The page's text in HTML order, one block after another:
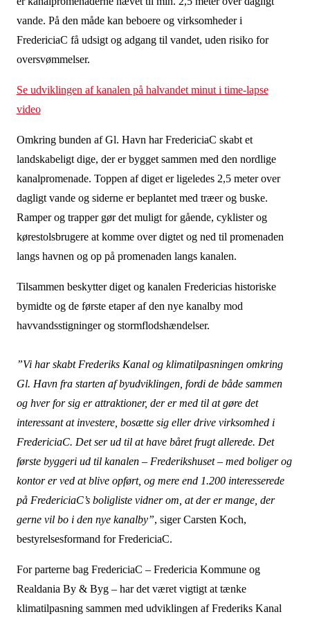
vande. På den måde kan beboere og virksomheder i
FredericiaC få udsigt og adgang til vandet, uden risiko for
oversvømmelser.
Se udviklingen af kanalen på halvandet minut i time-lapse
video
Omkring bunden af Gl. Havn har FredericiaC skabt et
landskabeligt dige, der er bygget sammen med den nordlige
kanalpromenade. Toppen af diget er ligeledes 2,5 meter over
dagligt vande og siderne er beplantet med træer og buske.
Ramper og trapper gør det muligt for gående, cyklister og
kørestolsbrugere at komme over digtet og ned til promenaden
langs havnen og op på promenaden langs kanalen.
Tilsammen beskytter diget og kanalen Fredericias historiske
bymidte og de første etaper af den nye kanalby mod
havvandsstigninger og stormflodshændelser.
”Vi har skabt Frederiks Kanal og klimatilpasningen omkring
Gl. Havn fra starten af byudviklingen, fordi de både sammen
og hver for sig er attraktioner, der er med til at gøre det
interessant at investere, bosætte sig eller drive virksomhed i
FredericiaC. Det ser ud til at have båret frugtallerede. Det
første byggeri ud til kanalen – Frederikshuset – med boliger og
kontor er ved at blive opført, og mere end 1.200 interesserede
på FredericiaC’s boligliste vidner om, at der er mange, der
gerne vil bo i den nye kanalby”, siger Carsten Koch,
bestyrelsesformand for FredericiaC.
For parterne bag FredericiaC – Fredericia Kommune og
Realdania By & Byg – har det været vigtigt at tænke
klimatilpasning sammen med udviklingen af Frederiks Kanal